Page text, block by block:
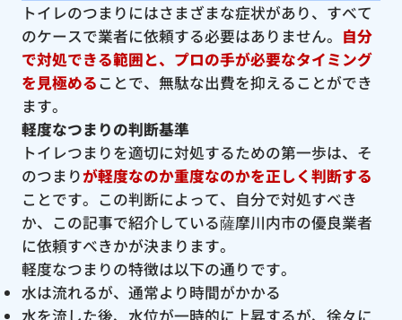
トイレのつまりにはさまざまな症状があり、すべて
のケースで業者に依頼する必要はありません。 自分
で対処できる範囲と、プロの手が必要なタイミング
を見極めることで、無駄な出費を抑えることができ
ます。
軽度なつまりの判断基準
トイレつまりを適切に対処するための第一歩は、そ
のつまりが軽度なのか重度なのかを正しく判断する
ことです。この判断によって、自分で対処すべき
か、この記事で紹介している薩摩川内市の優良業者
に依頼すべきかが決まります。
軽度なつまりの特徴は以下の通りです。
水は流れるが、通常より時間がかかる
水を流した後、水位が一時的に上昇するが、徐々に